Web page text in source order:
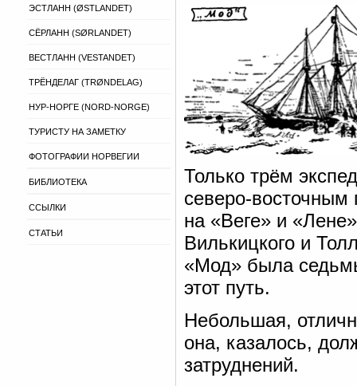
ЭСТЛАНН (ØSTLANDET)
СЁРЛАНН (SØRLANDET)
ВЕСТЛАНН (VESTANDET)
ТРЁНДЕЛАГ (TRØNDELAG)
НУР-НОРГЕ (NORD-NORGE)
ТУРИСТУ НА ЗАМЕТКУ
ФОТОГРАФИИ НОРВЕГИИ
БИБЛИОТЕКА
ССЫЛКИ
СТАТЬИ
Только трём
северо-
на «Веге» и
Вилькицкого и
«Мод» была
этот путь.
Небольшая,
она, казалось,
затруднений.